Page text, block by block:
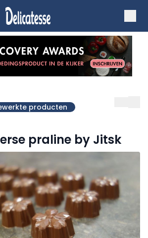
producten
praline by Jitsk